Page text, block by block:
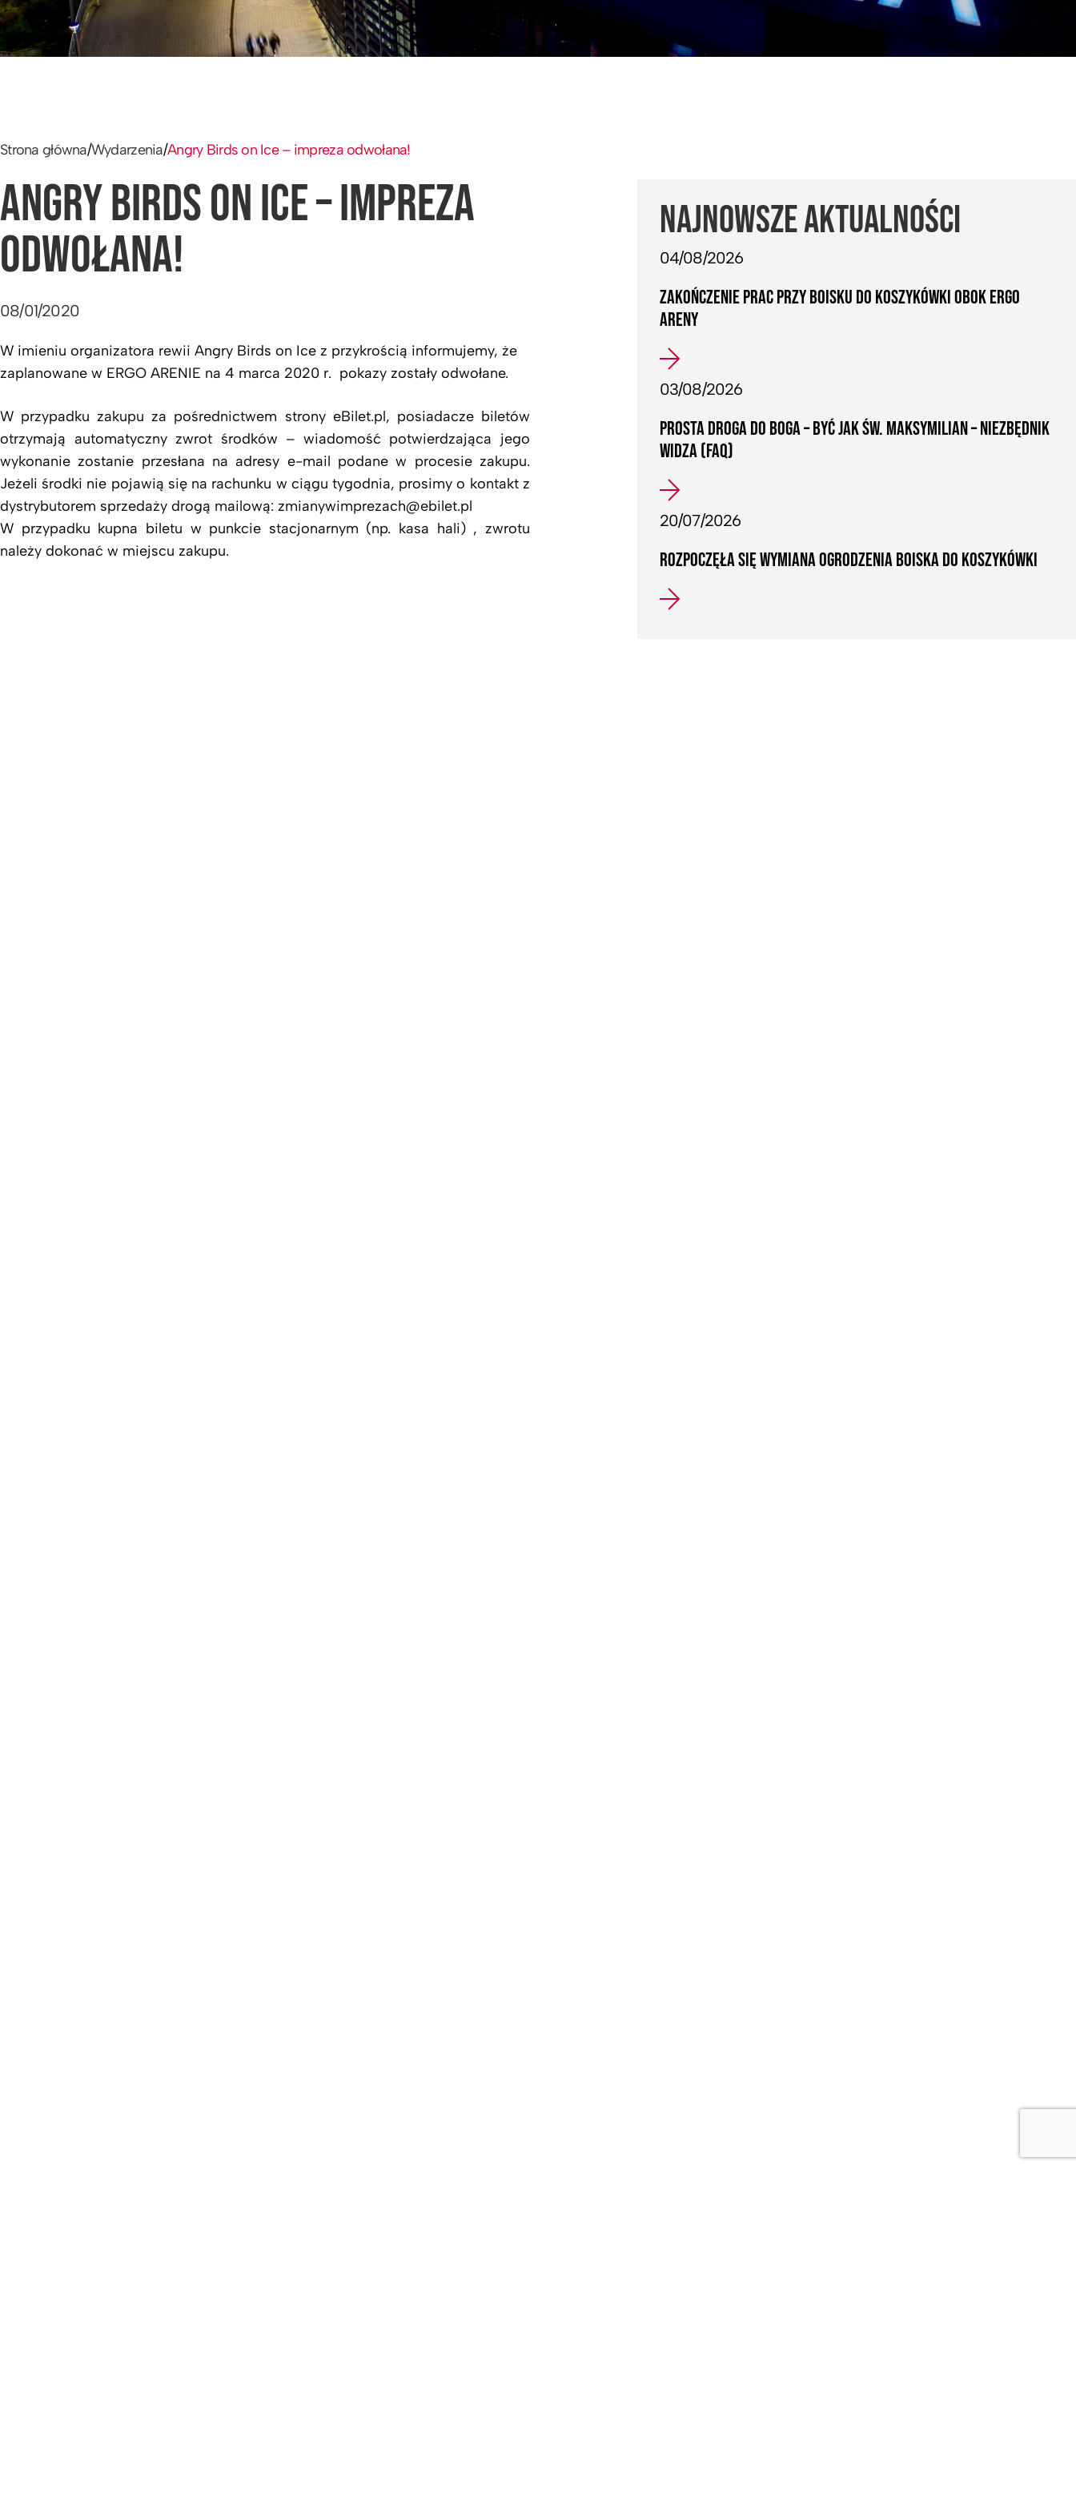
Strona główna/Wydarzenia/Angry Birds on Ice – impreza odwołana!
ANGRY BIRDS ON ICE – IMPREZA
ODWOŁANA!
08/01/2020
W imieniu organizatora rewii Angry Birds on Ice z przykrością informujemy, że
zaplanowane w ERGO ARENIE na 4 marca 2020 r. pokazy zostały odwołane.
W przypadku zakupu za pośrednictwem strony eBilet.pl, posiadacze biletów
otrzymają automatyczny zwrot środków – wiadomość potwierdzająca jego
wykonanie zostanie przesłana na adresy e-mail podane w procesie zakupu.
Jeżeli środki nie pojawią się na rachunku w ciągu tygodnia, prosimy o kontakt z
dystrybutorem sprzedaży drogą mailową: zmianywimprezach@ebilet.pl
W przypadku kupna biletu w punkcie stacjonarnym (np. kasa hali) , zwrotu
należy dokonać w miejscu zakupu.
NAJNOWSZE AKTUALNOŚCI
04/08/2026
ZAKOŃCZENIE PRAC PRZY BOISKU DO KOSZYKÓWKI OBOK ERGO
ARENY
03/08/2026
PROSTA DROGA DO BOGA – BYĆ JAK ŚW. MAKSYMILIAN – NIEZBĘDNIK
WIDZA (FAQ)
20/07/2026
ROZPOCZĘŁA SIĘ WYMIANA OGRODZENIA BOISKA DO KOSZYKÓWKI